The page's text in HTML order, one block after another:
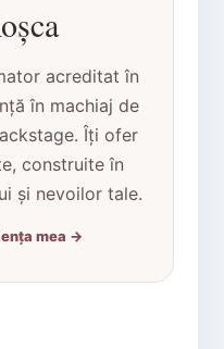
acreditat în
în machiaj de
Îți ofer
construite în
și nevoilor tale.
mea →